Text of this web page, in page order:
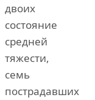
двоих
состояние
средней
тяжести,
семь
пострадавших